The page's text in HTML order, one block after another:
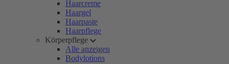
Haarcreme
Haargel
Haarpaste
Haarpflege
Körperpflege
Alle anzeigen
Bodylotions